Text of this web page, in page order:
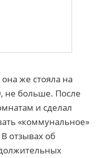
же стояла на
не больше. После
и сделал
«коммунальное»
отзывах об